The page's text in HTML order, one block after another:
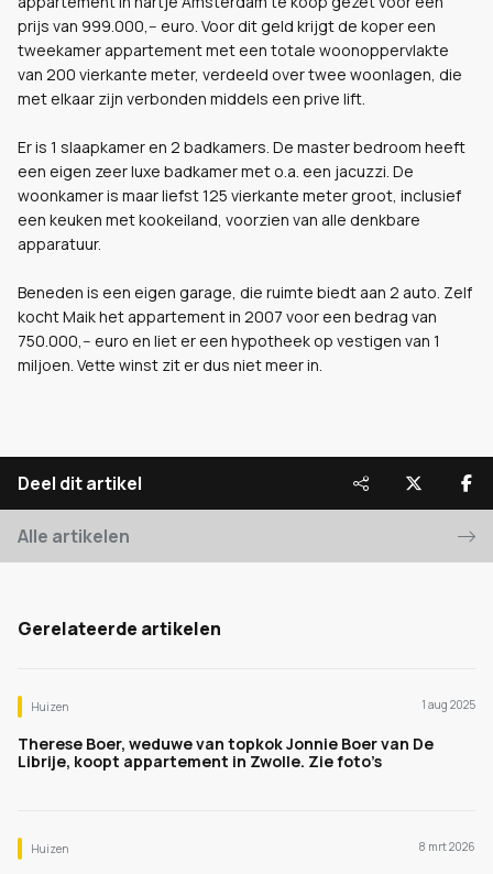
prijs van 999.000,-- euro. Voor dit geld krijgt de koper een
tweekamer appartement met een totale woonoppervlakte
van 200 vierkante meter, verdeeld over twee woonlagen, die
met elkaar zijn verbonden middels een prive lift.
Er is 1 slaapkamer en 2 badkamers. De master bedroom heeft
een eigen zeer luxe badkamer met o.a. een jacuzzi. De
woonkamer is maar liefst 125 vierkante meter groot, inclusief
een keuken met kookeiland, voorzien van alle denkbare
apparatuur.
Beneden is een eigen garage, die ruimte biedt aan 2 auto. Zelf
kocht Maik het appartement in 2007 voor een bedrag van
750.000,-- euro en liet er een hypotheek op vestigen van 1
miljoen. Vette winst zit er dus niet meer in.
Deel dit artikel
Alle artikelen
Gerelateerde artikelen
Huizen 1 aug 2025
Therese Boer, weduwe van topkok Jonnie Boer van De
Librije, koopt appartement in Zwolle. Zie foto’s
Huizen 8 mrt 2026